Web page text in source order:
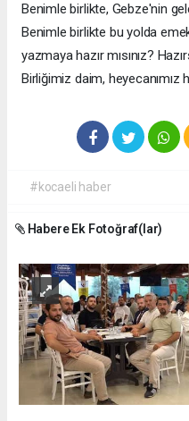
Benimle birlikte, Gebze'nin
Benimle birlikte bu yolda
yazmaya hazır mısınız?
Birliğimiz daim, heyecanımız
#kocaeli haber
Habere Ek Fotoğraf(lar)